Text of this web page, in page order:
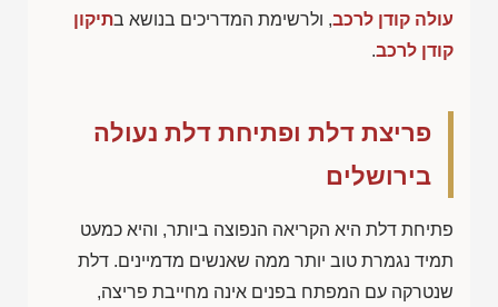
עולה קודן לרכב, ולרשימת המדריכים בנושא בתיקון
קודן לרכב.
פריצת דלת ופתיחת דלת נעולה
בירושלים
פתיחת דלת היא הקריאה הנפוצה ביותר, והיא כמעט
תמיד נגמרת טוב יותר ממה שאנשים מדמיינים. דלת
שנטרקה עם המפתח בפנים אינה מחייבת פריצה,